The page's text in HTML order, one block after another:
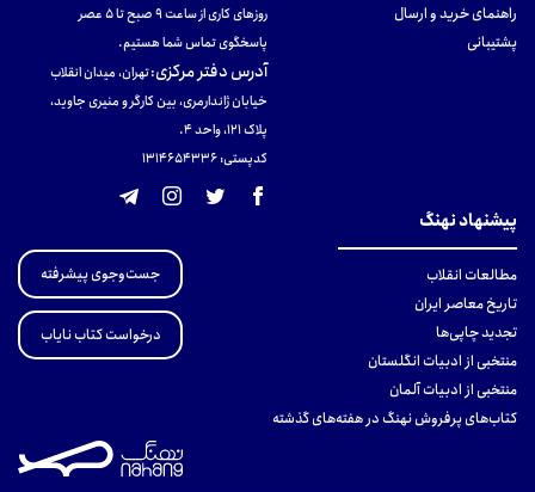
راهنمای خرید و ارسال
پشتیبانی
روزهای کاری از ساعت ۹ صبح تا ۵ عصر
پاسخگوی تماس شما هستیم.
آدرس دفتر مرکزی:تهران، میدان انقلاب
خیابان ژاندارمری، بین کارگر و منیری جاوید،
پلاک 121، واحد ۴.
کدپستی: 131465433۶
پیشنهاد نهنگ
مطالعات انقلاب
تاریخ معاصر ایران
تجدید چاپی‌ها
منتخبی از ادبیات انگلستان
منتخبی از ادبیات آلمان
کتاب‌های پرفروش نهنگ در هفته‌های گذشته
جست‌وجوی پیشرفته
درخواست کتاب نایاب